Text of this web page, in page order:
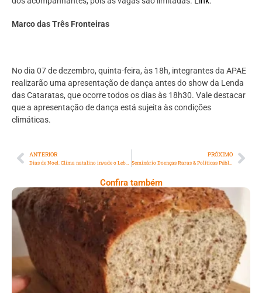
Marco das Três Fronteiras
No dia 07 de dezembro, quinta-feira, às 18h, integrantes da APAE
realizarão uma apresentação de dança antes do show da Lenda
das Cataratas, que ocorre todos os dias às 18h30. Vale destacar
que a apresentação de dança está sujeita às condições
climáticas.
ANTERIOR
Dias de Noel: Clima natalino invade o Leblon
PRÓXIMO
Seminário Doenças Raras & Políticas Públicas
Confira também
Comer Bem: Pão Low Carb